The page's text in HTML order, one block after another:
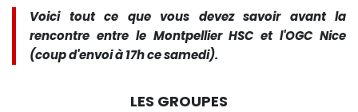
Voici tout ce que vous devez savoir avant la
rencontre entre le Montpellier HSC et l'OGC Nice
(coup d'envoi à 17h ce samedi).
LES GROUPES